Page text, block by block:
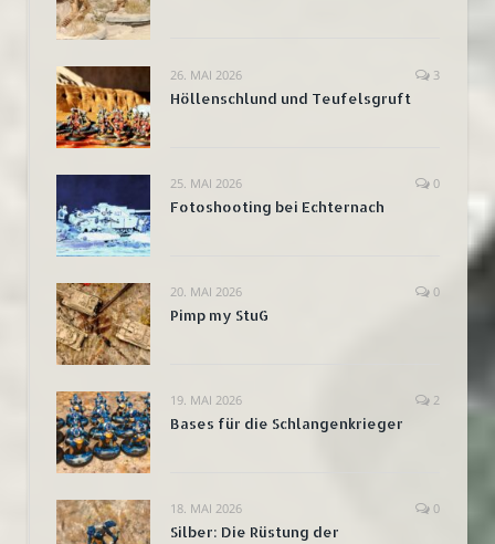
26. MAI 2026 3
Höllenschlund und Teufelsgruft
25. MAI 2026 0
Fotoshooting bei Echternach
20. MAI 2026 0
Pimp my StuG
19. MAI 2026 2
Bases für die Schlangenkrieger
18. MAI 2026 0
Silber: Die Rüstung der